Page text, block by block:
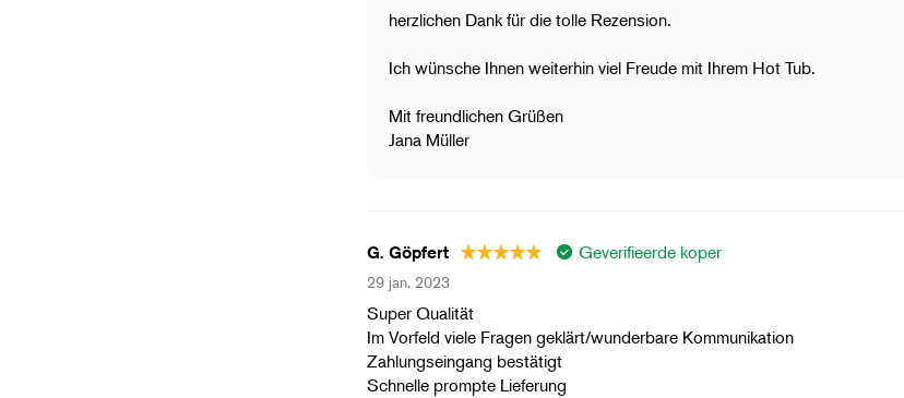
herzlichen Dank für die tolle Rezension.
Ich wünsche Ihnen weiterhin viel Freude mit Ihrem Hot Tub.
Mit freundlichen Grüßen
Jana Müller
G. Göpfert Geverifieerde koper
29 jan. 2023
Super Qualität
Im Vorfeld viele Fragen geklärt/wunderbare Kommunikation
Zahlungseingang bestätigt
Schnelle prompte Lieferung